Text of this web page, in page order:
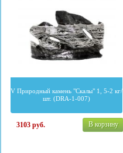
V Природный камень "Скалы" 1, 5-2 кг/
шт. (DRA-1-007)
3103руб. В корзину